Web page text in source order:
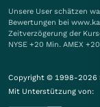
Unsere User schätzen
Bewertungen bei
Zeitverzögerung der
NYSE +20 Min. AMEX
Copyright © 1998-2026
Mit Unterstützung von: